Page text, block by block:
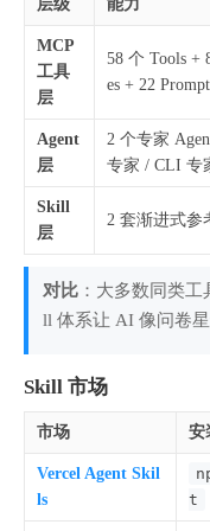
层级 能力
MCP
工具
层
58 个 Tools +
es + 22
Agent
层
2 个专家
专家 / CLI 专
Skill
层
2 套渐进式参
对比 ：大多数同类
ll 体系让 AI 像问卷
Skill 市场
市场 安
Vercel Agent Skil
ls
t